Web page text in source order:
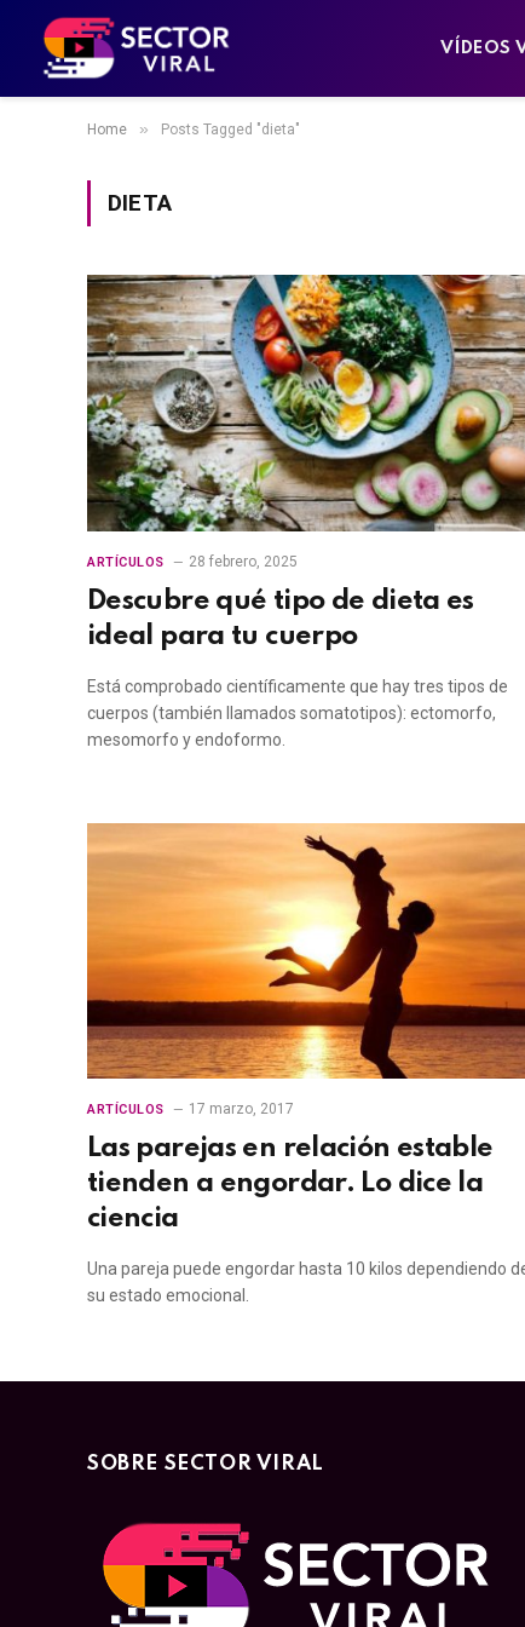
VÍDEOS
Home » Posts Tagged "dieta"
DIETA
ARTÍCULOS 28 febrero, 2025
Descubre qué tipo de dieta es
ideal para tu cuerpo
Está comprobado científicamente que hay tres tipos de
cuerpos (también llamados somatotipos): ectomorfo,
mesomorfo y endoformo.
ARTÍCULOS 17 marzo, 2017
Las parejas en relación estable
tienden a engordar. Lo dice la
ciencia
Una pareja puede engordar hasta 10 kilos dependiendo
su estado emocional.
SOBRE SECTOR VIRAL